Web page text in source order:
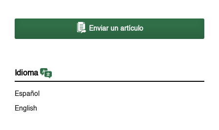
Enviar un artículo
Idioma
Español
English